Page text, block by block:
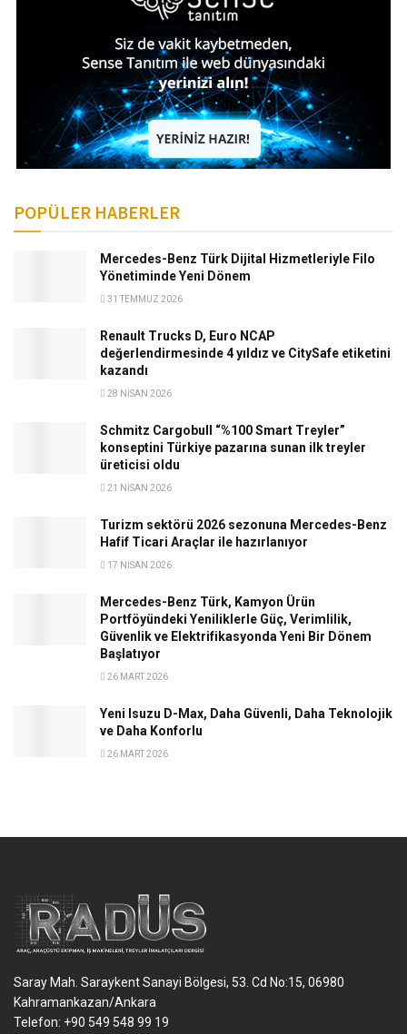
POPÜLER HABERLER
Mercedes-Benz Türk Dijital Hizmetleriyle Filo
Yönetiminde Yeni Dönem
31 TEMMUZ 2026
Renault Trucks D, Euro NCAP
değerlendirmesinde 4 yıldız ve CitySafe etiketini
kazandı
28 NISAN 2026
Schmitz Cargobull “%100 Smart Treyler”
konseptini Türkiye pazarına sunan ilk treyler
üreticisi oldu
21 NISAN 2026
Turizm sektörü 2026 sezonuna Mercedes-Benz
Hafif Ticari Araçlar ile hazırlanıyor
17 NISAN 2026
Mercedes-Benz Türk, Kamyon Ürün
Portföyündeki Yeniliklerle Güç, Verimlilik,
Güvenlik ve Elektrifikasyonda Yeni Bir Dönem
Başlatıyor
26 MART 2026
Yeni Isuzu D-Max, Daha Güvenli, Daha Teknolojik
ve Daha Konforlu
26 MART 2026
Saray Mah. Saraykent Sanayi Bölgesi, 53. Cd No:15, 06980
Kahramankazan/Ankara
Telefon: +90 549 548 99 19